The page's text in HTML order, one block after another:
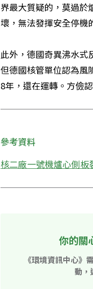
界最大質疑的，莫過於
壞，無法發揮安全停機
此外，德國奇異沸水式
但德國核管單位認為風
8年，還在運轉。方儉
參考資料
核二廠一號機爐心側板
你的關
《環境資訊中心》
動，